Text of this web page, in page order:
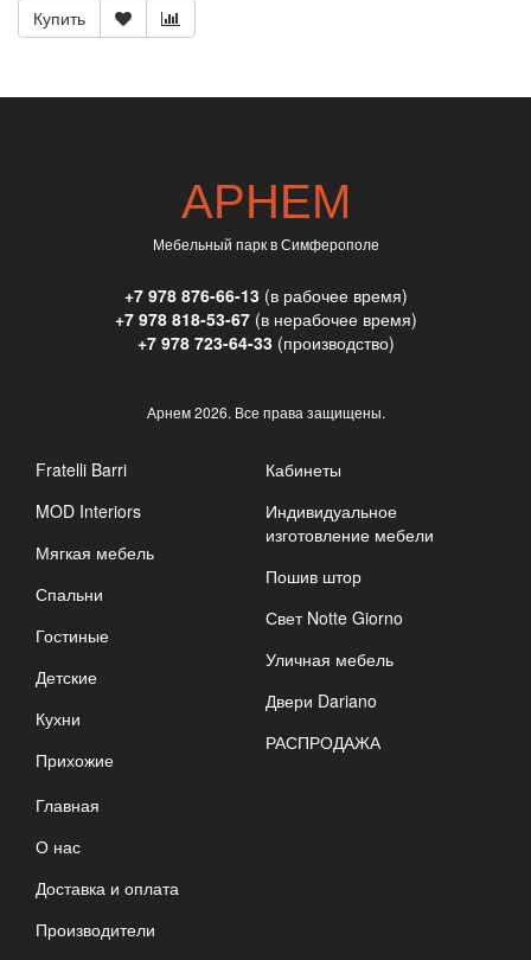
Купить
АРНЕМ
Мебельный парк в Симферополе
+7 978 876-66-13(в рабочее время)
+7 978 818-53-67(в нерабочее время)
+7 978 723-64-33(производство)
Арнем2026. Все права защищены.
Fratelli Barri
MOD Interiors
Мягкая мебель
Спальни
Гостиные
Детские
Кухни
Прихожие
Кабинеты
Индивидуальное
изготовление мебели
Пошив штор
Свет Notte Giorno
Уличная мебель
Двери Dariano
РАСПРОДАЖА
Главная
О нас
Доставка и оплата
Производители